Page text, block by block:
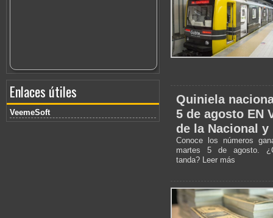
Enlaces útiles
VeemeSoft
Quiniela
5 de agosto EN
de la Nacional
Conoce los números
martes 5 de agosto.
tanda? Leer más